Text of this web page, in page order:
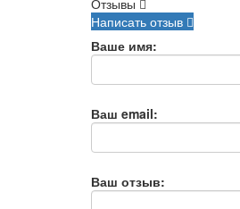
Написать отзыв
Ваше имя:
Ваш email:
Ваш отзыв: